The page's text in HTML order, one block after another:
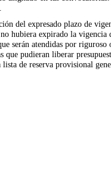
del expresado plazo de
hubiera expirado la
serán atendidas por riguroso
que pudieran liberar
de reserva provisional